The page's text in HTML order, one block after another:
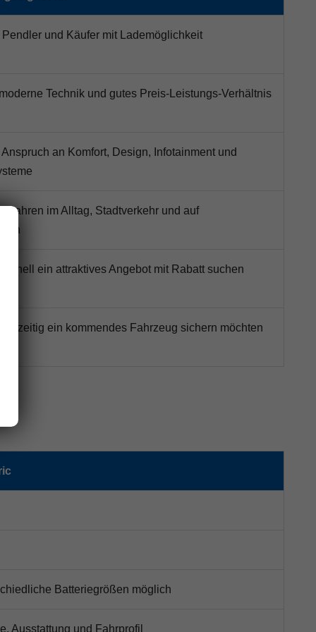
Pendler und Käufer mit Lademöglichkeit
Technik und gutes Preis-Leistungs-Verhältnis
an Komfort, Design, Infotainment und
Fahren im Alltag, Stadtverkehr und auf
ein attraktives Angebot mit Rabatt suchen
frühzeitig ein kommendes Fahrzeug sichern möchten
Batteriegrößen möglich
Ausstattung und Fahrprofil